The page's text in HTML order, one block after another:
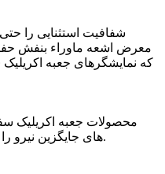
شفافیت استثنایی را
معرض اشعه ماوراء بنفش
که نمایشگرهای جعبه
های جایگزین نیرو را بدون ترک یا شکستن تحمل می کنند.